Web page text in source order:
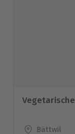
Standort
Bättwil